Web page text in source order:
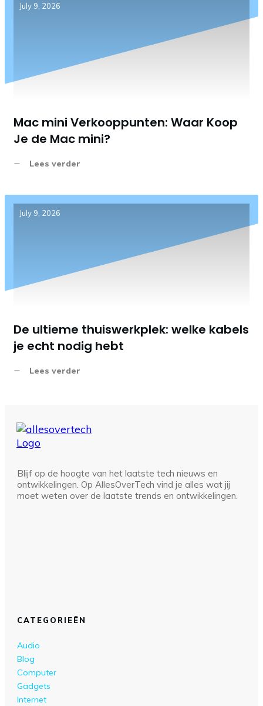
July 9, 2026
Mac mini Verkooppunten: Waar Koop
Je de Mac mini?
Lees verder
July 9, 2026
De ultieme thuiswerkplek: welke kabels
je echt nodig hebt
Lees verder
Blijf op de hoogte van het laatste tech nieuws en
ontwikkelingen. Op AllesOverTech vind je alles wat jij
moet weten over de laatste trends en ontwikkelingen.
CATEGORIEËN
Audio
Blog
Computer
Gadgets
Internet